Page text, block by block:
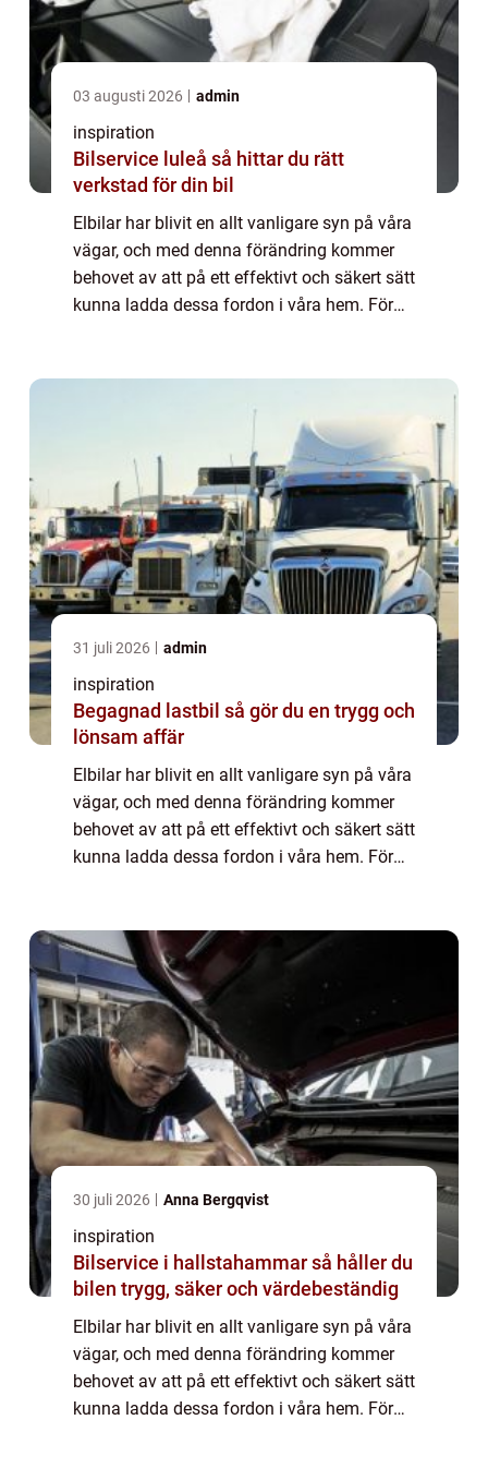
03 augusti 2026 admin
inspiration
Bilservice luleå så hittar du rätt
verkstad för din bil
Elbilar har blivit en allt vanligare syn på våra
vägar, och med denna förändring kommer
behovet av att på ett effektivt och säkert sätt
kunna ladda dessa fordon i våra hem. För
31 juli 2026 admin
inspiration
Begagnad lastbil så gör du en trygg och
lönsam affär
Elbilar har blivit en allt vanligare syn på våra
vägar, och med denna förändring kommer
behovet av att på ett effektivt och säkert sätt
kunna ladda dessa fordon i våra hem. För
30 juli 2026 Anna Bergqvist
inspiration
Bilservice i hallstahammar så håller du
bilen trygg, säker och värdebeständig
Elbilar har blivit en allt vanligare syn på våra
vägar, och med denna förändring kommer
behovet av att på ett effektivt och säkert sätt
kunna ladda dessa fordon i våra hem. För